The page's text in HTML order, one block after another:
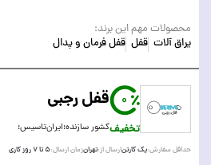
محصولات مهم این برند:
یراق آلات قفل قفل فرمان و پدال
0
تخفیف
قفل رجبی
کشور سازنده:ایرانتاسیس:
حداقل سفارش:یک کارتنارسال از:تهرانزمان ارسال:۵ تا ۷ روز کاری